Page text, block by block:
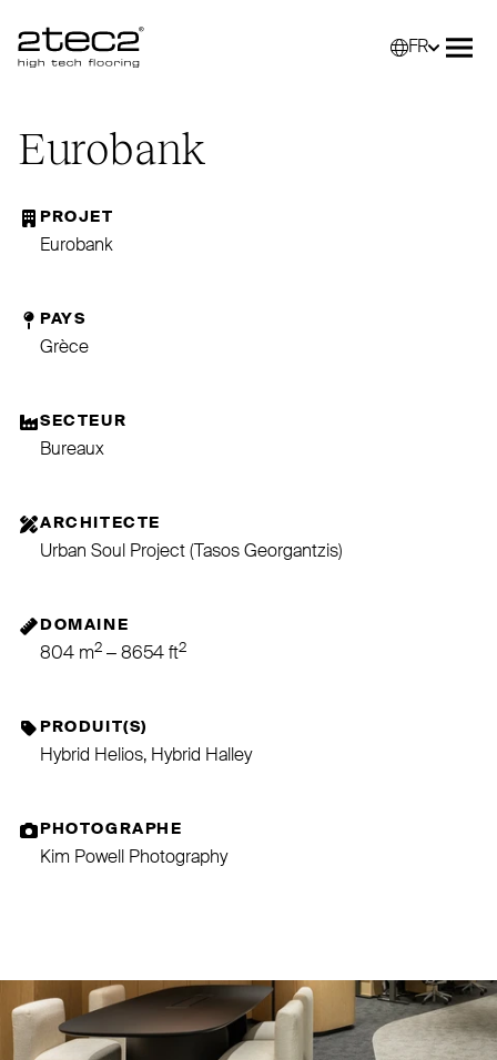
Primary
FR
Eurobank
PROJET
Eurobank
PAYS
Grèce
SECTEUR
Bureaux
ARCHITECTE
Urban Soul Project (Tasos Georgantzis)
DOMAINE
804 m2 – 8654 ft2
PRODUIT(S)
Hybrid Helios, Hybrid Halley
PHOTOGRAPHE
Kim Powell Photography